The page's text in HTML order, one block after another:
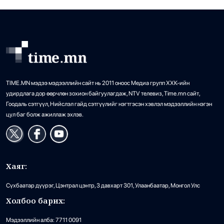
TIME.MN мэдээ мэдээллийн сайт нь 2011 оноос Медиа групп ХХК-ийн
удирдлага дор өөрчлөн зохион байгуулагдаж, NTV телевиз, Time.mn сайт,
Гоодаль сэтгүүл, Нийслэл гайд сэтгүүлийг нэгтгэсэн хэвлэл мэдээллийн нэгэн
цул баг болж ажиллаж эхлэв.
Хаяг:
Сүхбаатар дүүрэг, Цэнтрал цэнтр, 3 давхарт 301, Улаанбаатар, Монгол Улс
Холбоо барих:
Мэдээллийн алба: 7711 0091